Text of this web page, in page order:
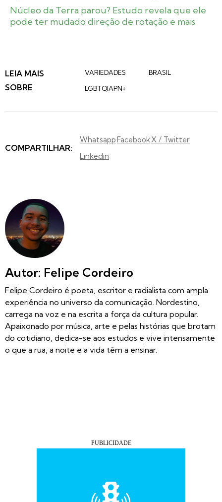
Núcleo da Terra parou? Estudo revela que ele
pode ter mudado direção de rotação e mais
LEIA MAIS
SOBRE
VARIEDADES
BRASIL
LGBTQIAPN+
COMPARTILHAR:
WhatsappFacebookX / Twitter
Linkedin
Autor: Felipe Cordeiro
Felipe Cordeiro é poeta, escritor e radialista com ampla
experiência no universo da comunicação. Nordestino,
carrega na voz e na escrita a força da cultura popular.
Apaixonado por música, arte e pelas histórias que brotam
do cotidiano, dedica-se aos estudos e vive intensamente
o que a rua, a noite e a vida têm a ensinar.